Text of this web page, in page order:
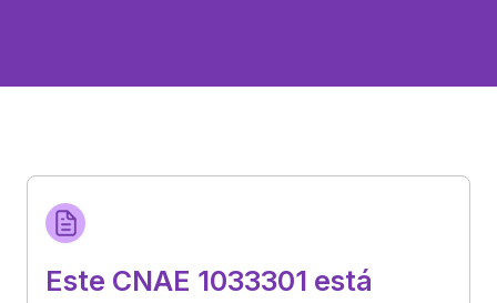
Este CNAE 1033301 está